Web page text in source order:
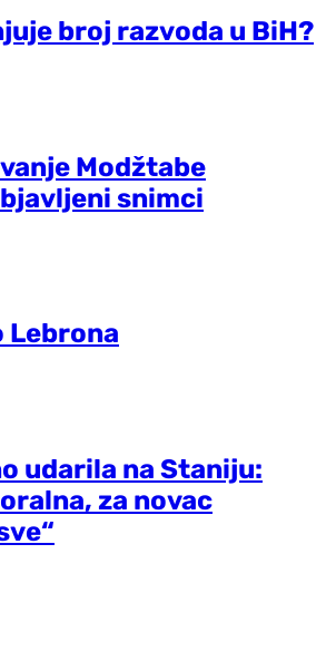
broj razvoda u BiH?
Modžtabe
snimci
Lebrona
udarila na Staniju:
za novac